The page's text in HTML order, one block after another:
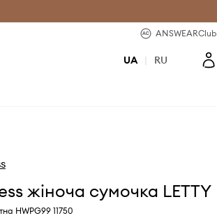
ANSWEARClub
UA | RU
жіноча сумочка LETTY
HWPG99 11750